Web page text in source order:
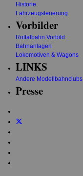
Historie
Fahrzeugsteuerung
Vorbilder
Rottalbahn Vorbild
Bahnanlagen
Lokomotiven & Wagons
LINKS
Andere Modellbahnclubs
Presse